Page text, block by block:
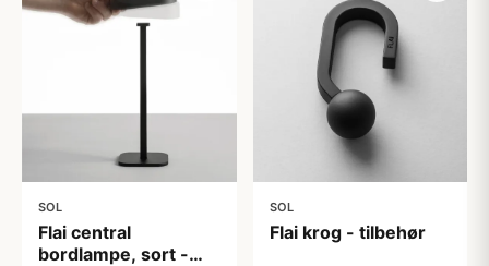
SOL
Flai central
bordlampe, sort -
SOL
Flai krog - tilbehør